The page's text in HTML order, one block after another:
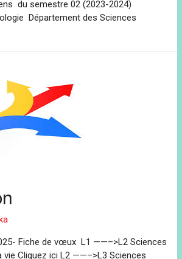
du semestre 02 (2023-2024)
Département des Sciences
Fiche de vœux L1 ——–>L2 Sciences
vie Cliquez ici L2 ——–>L3 Sciences